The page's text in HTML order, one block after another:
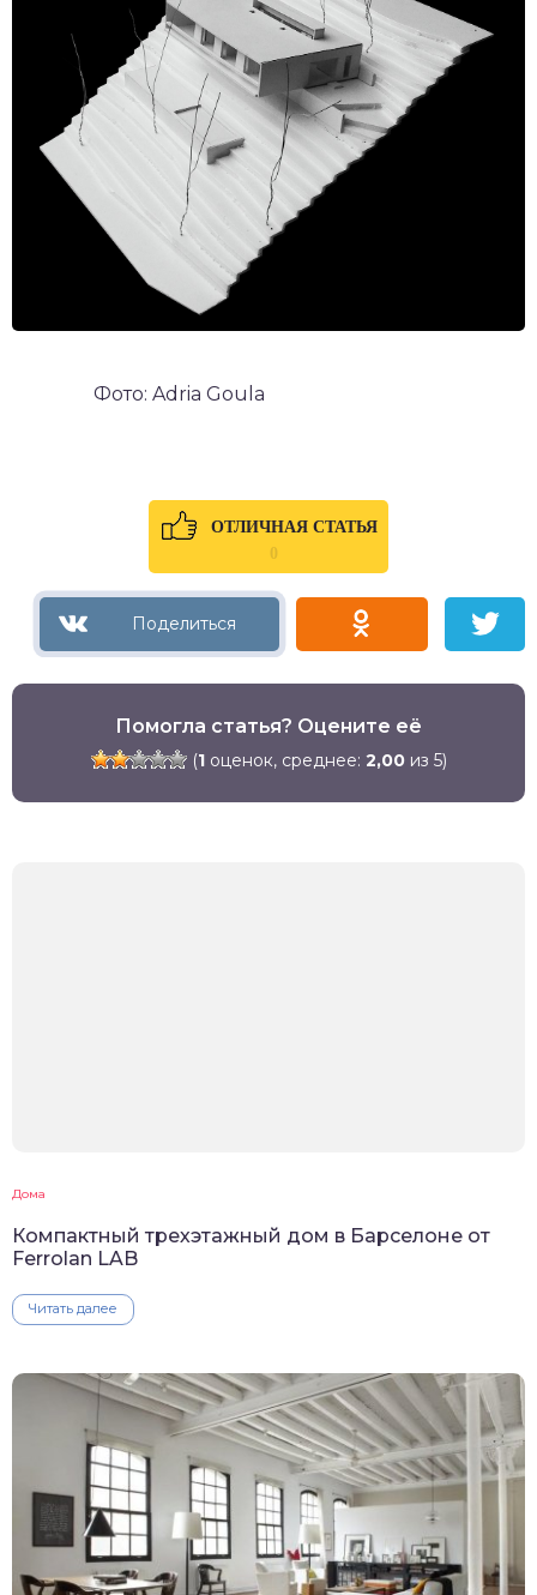
Фото: Adria Goula
ОТЛИЧНАЯ СТАТЬЯ
0
Помогла статья? Оцените её
(1оценок, среднее: 2,00из 5)
Дома
Компактный трехэтажный дом в Барселоне от
Ferrolan LAB
Читать далее